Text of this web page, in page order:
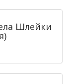
Шлейки